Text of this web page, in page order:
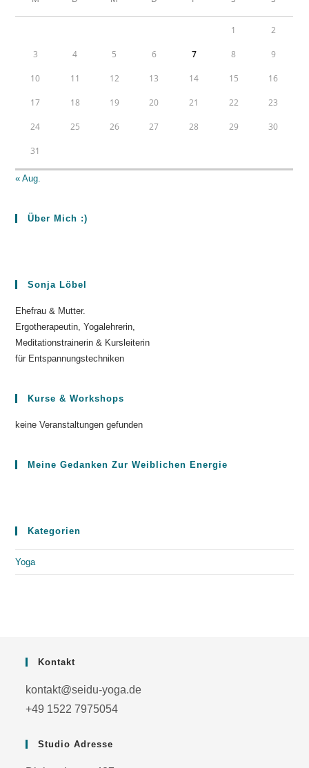
1 2
3 4 5 6 7 8 9
10 11 12 13 14 15 16
17 18 19 20 21 22 23
24 25 26 27 28 29 30
31
« Aug.
Über Mich :)
Sonja Löbel
Ehefrau & Mutter.
Ergotherapeutin, Yogalehrerin,
Meditationstrainerin & Kursleiterin
für Entspannungstechniken
Kurse & Workshops
keine Veranstaltungen gefunden
Meine Gedanken Zur Weiblichen Energie
Kategorien
Yoga
Kontakt
kontakt@seidu-yoga.de
+49 1522 7975054
Studio Adresse